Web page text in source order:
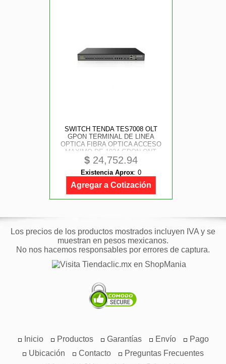
SWITCH TENDA TES7008 OLT
GPON TERMINAL DE LINEA
OPTICA FIBRA OPTICA ACCESO
MAXIMO DE 1024 GPON ONT
SIGUE EL ESTANDARITU G.984.X
Y TAMBIEN ES COMPATIBLE CON
EL PROTOCOLO OMCI ITU-T
G.984.4/ G.988.
$ 24,752.94
Existencia Aprox: 0
Agregar a Cotización
Los precios de los productos mostrados incluyen IVA y se
muestran en pesos mexicanos.
No nos hacemos responsables por errores de captura.
Inicio Productos Garantías Envío
Pago
Ubicación
Contacto
Preguntas Frecuentes